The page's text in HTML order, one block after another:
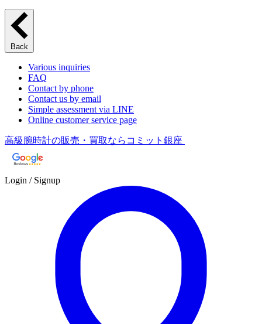
Back
Various inquiries
FAQ
Contact by phone
Contact us by email
Simple assessment via LINE
Online customer service page
高級腕時計の販売・買取ならコミット銀座
Login / Signup